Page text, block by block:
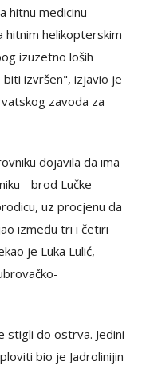
hitnu medicinu
hitnim helikopterskim
izuzetno loših
izvršen", izjavio je
zavoda za
dojavila da ima
- brod Lučke
uz procjenu da
između tri i četiri
je Luka Lulić,
stigli do ostrva. Jedini
bio je Jadrolinijin